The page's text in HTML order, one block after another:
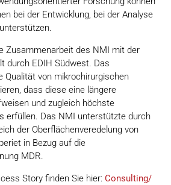
bei der Entwicklung, bei der Analyse
Zusammenarbeit des NMI mit der
durch EDIH Südwest. Das
Qualität von mikrochirurgischen
dass diese eine längere
und zugleich höchste
erfüllen. Das NMI unterstützte durch
der Oberflächenveredelung von
in Bezug auf die
MDR.
Story finden Sie hier: Consulting/